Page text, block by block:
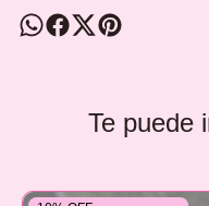
Te puede